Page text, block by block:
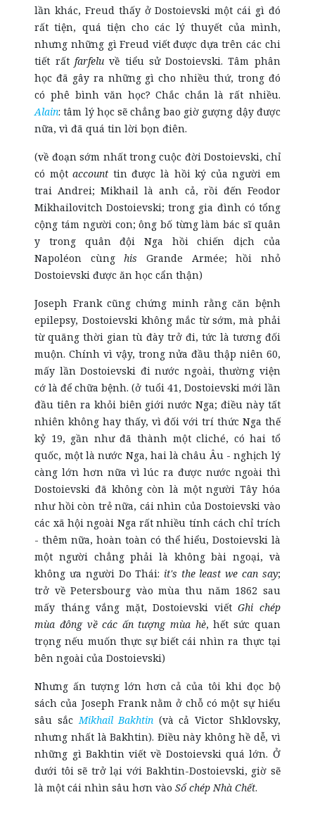
lần khác, Freud thấy ở Dostoievski một cái gì đó
rất tiện, quá tiện cho các lý thuyết của mình,
nhưng những gì Freud viết được dựa trên các chi
tiết rất farfeluvề tiểu sử Dostoievski. Tâm phân
học đã gây ra những gì cho nhiều thứ, trong đó
có phê bình văn học? Chắc chắn là rất nhiều.
Alain: tâm lý học sẽ chẳng bao giờ gượng dậy được
nữa, vì đã quá tin lời bọn điên.
(về đoạn sớm nhất trong cuộc đời Dostoievski, chỉ
có mộtaccount tin được là hồi ký của người em
trai Andrei; Mikhail là anh cả, rồi đến Feodor
Mikhailovitch Dostoievski; trong gia đình có tổng
cộng tám người con; ông bố từng làm bác sĩ quân
y trong quân đội Nga hồi chiến dịch của
Napoléon cùnghis Grande Armée; hồi nhỏ
Dostoievski được ăn học cẩn thận)
Joseph Frank cũng chứng minh rằng căn bệnh
epilepsy, Dostoievski không mắc từ sớm, mà phải
từ quãng thời gian tù đày trở đi, tức là tương đối
muộn. Chính vì vậy, trong nửa đầu thập niên 60,
mấy lần Dostoievski đi nước ngoài, thường viện
cớ là để chữa bệnh. (ở tuổi 41, Dostoievski mới lần
đầu tiên ra khỏi biên giới nước Nga; điều này tất
nhiên không hay thấy, vì đối với trí thức Nga thế
kỷ 19, gần như đã thành một cliché, có hai tổ
quốc, một là nước Nga, hai là châu Âu - nghịch lý
càng lớn hơn nữa vì lúc ra được nước ngoài thì
Dostoievski đã không còn là một người Tây hóa
như hồi còn trẻ nữa, cái nhìn của Dostoievski vào
các xã hội ngoài Nga rất nhiều tính cách chỉ trích
- thêm nữa, hoàn toàn có thể hiểu, Dostoievski là
một người chẳng phải là không bài ngoại, và
không ưa người Do Thái: it's the least we can say;
trở về Petersbourg vào mùa thu năm 1862 sau
mấy tháng vắng mặt, Dostoievski viếtGhi chép
mùa đông về các ấn tượng mùa hè, hết sức quan
trọng nếu muốn thực sự biết cái nhìn ra thực tại
bên ngoài của Dostoievski)
Nhưng ấn tượng lớn hơn cả của tôi khi đọc bộ
sách của Joseph Frank nằm ở chỗ có một sự hiểu
sâu sắcMikhail Bakhtin (và cả Victor Shklovsky,
nhưng nhất là Bakhtin). Điều này không hề dễ, vì
những gì Bakhtin viết về Dostoievski quá lớn. Ở
dưới tôi sẽ trở lại với Bakhtin-Dostoievski, giờ sẽ
là một cái nhìn sâu hơn vàoSổ chép Nhà Chết.